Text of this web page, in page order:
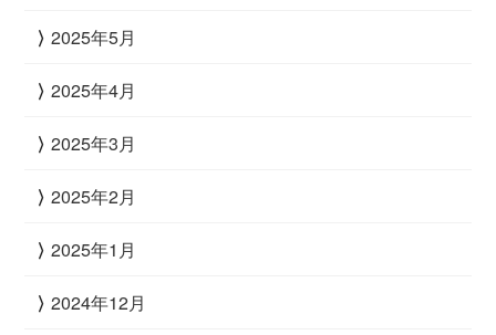
2025年5月
2025年4月
2025年3月
2025年2月
2025年1月
2024年12月